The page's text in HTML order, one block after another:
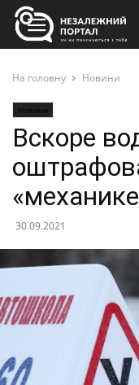
На головну Новини
Новини
Вскоре
30.09.2021